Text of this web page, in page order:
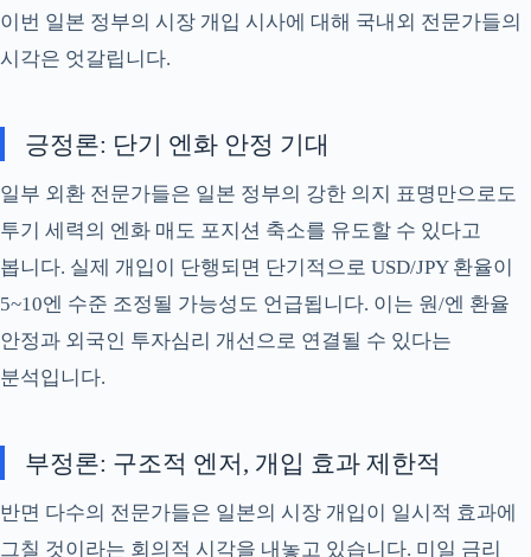
이번 일본 정부의 시장 개입 시사에 대해 국내외 전문가들의
시각은 엇갈립니다.
긍정론: 단기 엔화 안정 기대
일부 외환 전문가들은 일본 정부의 강한 의지 표명만으로도
투기 세력의 엔화 매도 포지션 축소를 유도할 수 있다고
봅니다. 실제 개입이 단행되면 단기적으로 USD/JPY 환율이
5~10엔 수준 조정될 가능성도 언급됩니다. 이는 원/엔 환율
안정과 외국인 투자심리 개선으로 연결될 수 있다는
분석입니다.
부정론: 구조적 엔저, 개입 효과 제한적
반면 다수의 전문가들은 일본의 시장 개입이 일시적 효과에
그칠 것이라는 회의적 시각을 내놓고 있습니다. 미일 금리